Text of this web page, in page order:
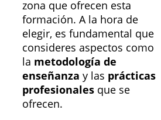
zona que ofrecen esta
formación. A la hora de
elegir, es fundamental que
consideres aspectos como
la metodología de
enseñanza y las prácticas
profesionales que se
ofrecen.